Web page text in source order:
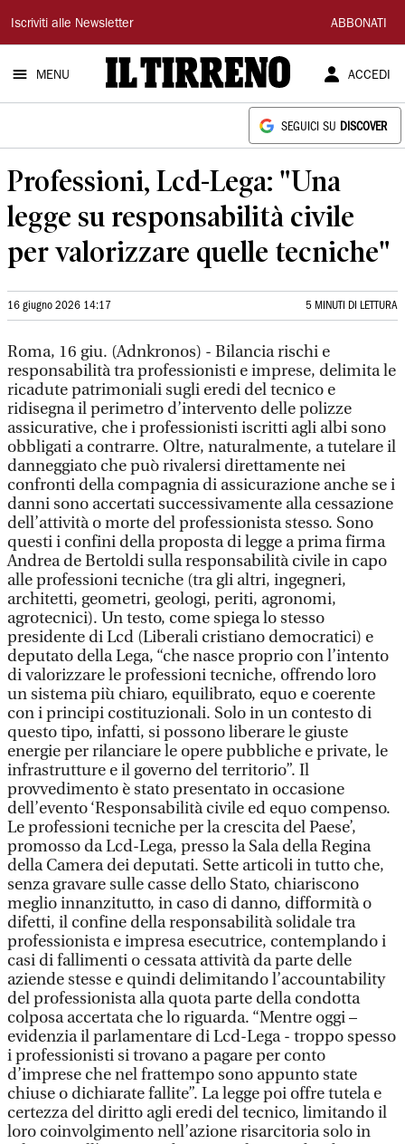
Il
Tirreno
Iscriviti alle Newsletter ABBONATI
MENU ACCEDI
SEGUICI SU DISCOVER
Professioni, Lcd-Lega: "Una
legge su responsabilità civile
per valorizzare quelle tecniche"
16 giugno 2026 14:17 5 MINUTI DI LETTURA
Roma, 16 giu. (Adnkronos) - Bilancia rischi e
responsabilità tra professionisti e imprese, delimita le
ricadute patrimoniali sugli eredi del tecnico e
ridisegna il perimetro d’intervento delle polizze
assicurative, che i professionisti iscritti agli albi sono
obbligati a contrarre. Oltre, naturalmente, a tutelare il
danneggiato che può rivalersi direttamente nei
confronti della compagnia di assicurazione anche se i
danni sono accertati successivamente alla cessazione
dell’attività o morte del professionista stesso. Sono
questi i confini della proposta di legge a prima firma
Andrea de Bertoldi sulla responsabilità civile in capo
alle professioni tecniche (tra gli altri, ingegneri,
architetti, geometri, geologi, periti, agronomi,
agrotecnici). Un testo, come spiega lo stesso
presidente di Lcd (Liberali cristiano democratici) e
deputato della Lega, “che nasce proprio con l’intento
di valorizzare le professioni tecniche, offrendo loro
un sistema più chiaro, equilibrato, equo e coerente
con i principi costituzionali. Solo in un contesto di
questo tipo, infatti, si possono liberare le giuste
energie per rilanciare le opere pubbliche e private, le
infrastrutture e il governo del territorio”. Il
provvedimento è stato presentato in occasione
dell’evento ‘Responsabilità civile ed equo compenso.
Le professioni tecniche per la crescita del Paese’,
promosso da Lcd-Lega, presso la Sala della Regina
della Camera dei deputati. Sette articoli in tutto che,
senza gravare sulle casse dello Stato, chiariscono
meglio innanzitutto, in caso di danno, difformità o
difetti, il confine della responsabilità solidale tra
professionista e impresa esecutrice, contemplando i
casi di fallimenti o cessata attività da parte delle
aziende stesse e quindi delimitando l’accountability
del professionista alla quota parte della condotta
colposa accertata che lo riguarda. “Mentre oggi –
evidenzia il parlamentare di Lcd-Lega - troppo spesso
i professionisti si trovano a pagare per conto
d’imprese che nel frattempo sono appunto state
chiuse o dichiarate fallite”. La legge poi offre tutela e
certezza del diritto agli eredi del tecnico, limitando il
loro coinvolgimento nell’azione risarcitoria solo in